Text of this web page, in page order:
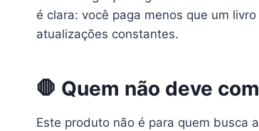
é clara: você paga menos que um
atualizações constantes.
🛑 Quem não deve
Este produto não é para quem busca